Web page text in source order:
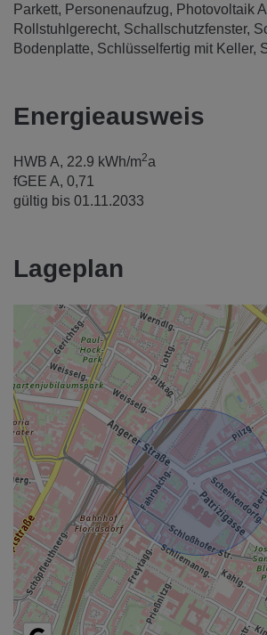
Parkett Personenaufzug
Photovoltaik
Rollstuhlgerecht Schallschutzfenster
Bodenplatte Schlüsselfertig mit Keller
Energieausweis
HWB A, 22.9 kWh/m2a
fGEE A, 0,71
gültig bis 01.11.2033
Lageplan